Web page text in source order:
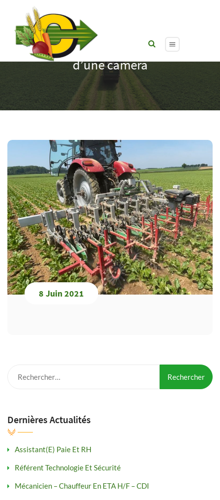
Agronomic 12 rangs – Bineuse équipé
d’une caméra
8 Juin 2021
Dernières Actualités
Assistant(e) Paie Et RH
Référent Technologie Et Sécurité
Mécanicien – Chauffeur En ETA H/F – CDI